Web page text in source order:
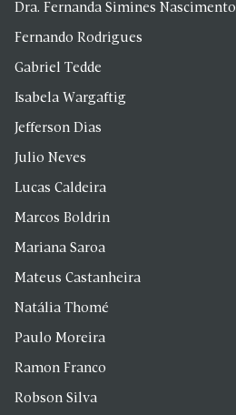
Dra. Fernanda Simines Nascimento
Fernando Rodrigues
Gabriel Tedde
Isabela Wargaftig
Jefferson Dias
Julio Neves
Lucas Caldeira
Marcos Boldrin
Mariana Saroa
Mateus Castanheira
Natália Thomé
Paulo Moreira
Ramon Franco
Robson Silva